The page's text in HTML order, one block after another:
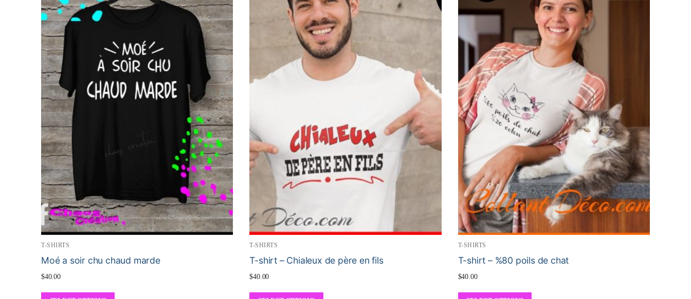
T-SHIRTS
Moé a soir chu chaud marde
$40.00
T-SHIRTS
T-shirt – Chialeux de père en fils
$40.00
T-SHIRTS
T-shirt – %80 poils de chat
$40.00